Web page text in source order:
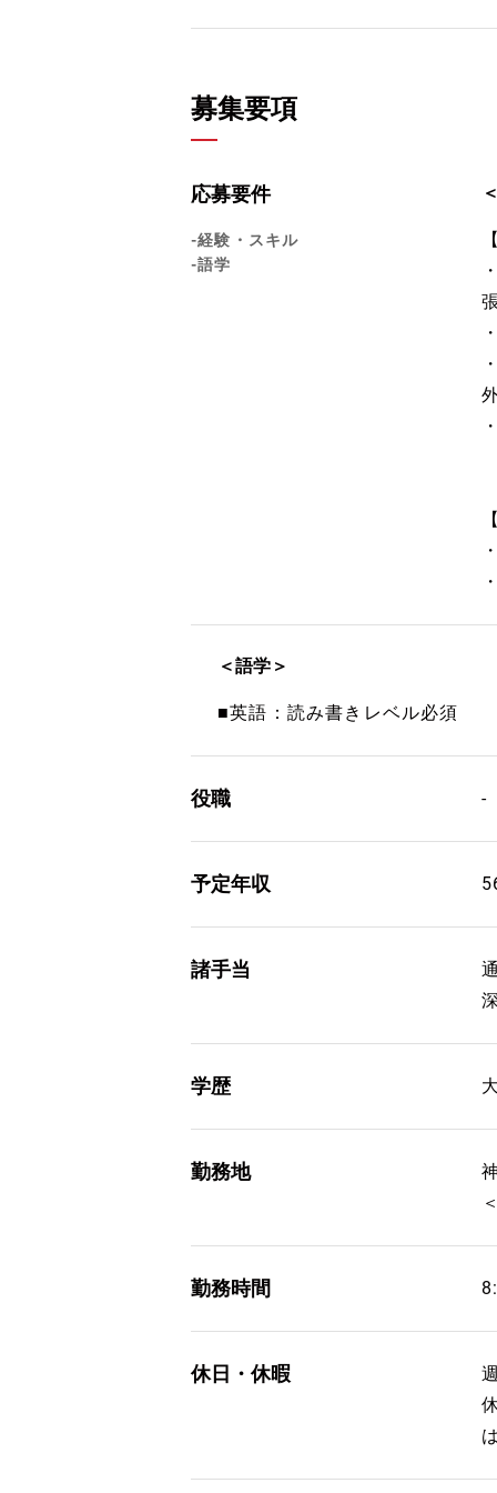
募集要項
応募要件
-経験・スキル
-語学
＜語学＞
■英語：読み書きレベル必須
役職 -
予定年収
諸手当
学歴
勤務地
勤務時間
休日・休暇